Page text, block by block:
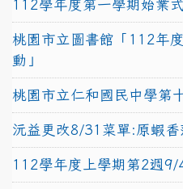
112學年度第一學期始業
桃園市立圖書館「112年
動」
桃園市立仁和國民中學第
沅益更改8/31菜單:原蝦香
112學年度上學期第2週9/